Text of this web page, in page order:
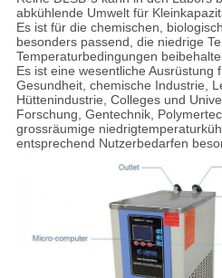
abkühlende Umwelt für
Es ist für die chemischen,
besonders passend, die niedrige
Temperaturbedingungen
Es ist eine wesentliche Ausrüstung
Gesundheit, chemische Industrie,
Hüttenindustrie, Colleges und
Forschung, Gentechnik,
grossräumige
entsprechend Nutzerbedarfen